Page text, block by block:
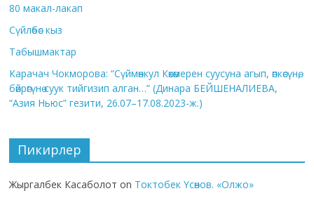
80 макал-лакап
Сүйлөбөс кыз
Табышмактар
Карачач Чокморова: “Сүймөнкул Көкөмерен суусуна агып, өпкөсүнө,
бөйрөгүнө суук тийгизип алган…” (Динара БЕЙШЕНАЛИЕВА,
“Азия Ньюс” гезити, 26.07–17.08.2023-ж.)
Пикирлер
Жыргалбек Касаболот on Токтобек Үсөнов. «Олжо»